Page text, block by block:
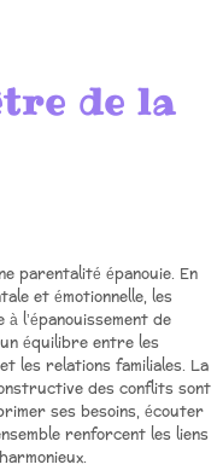
de la
parentalité épanouie. En
et émotionnelle, les
l’épanouissement de
équilibre entre les
les relations familiales. La
des conflits sont
ses besoins, écouter
renforcent les liens